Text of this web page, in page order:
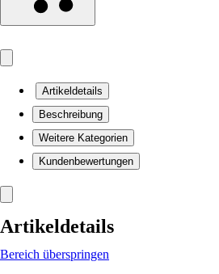
Artikeldetails
Beschreibung
Weitere Kategorien
Kundenbewertungen
Artikeldetails
Bereich überspringen